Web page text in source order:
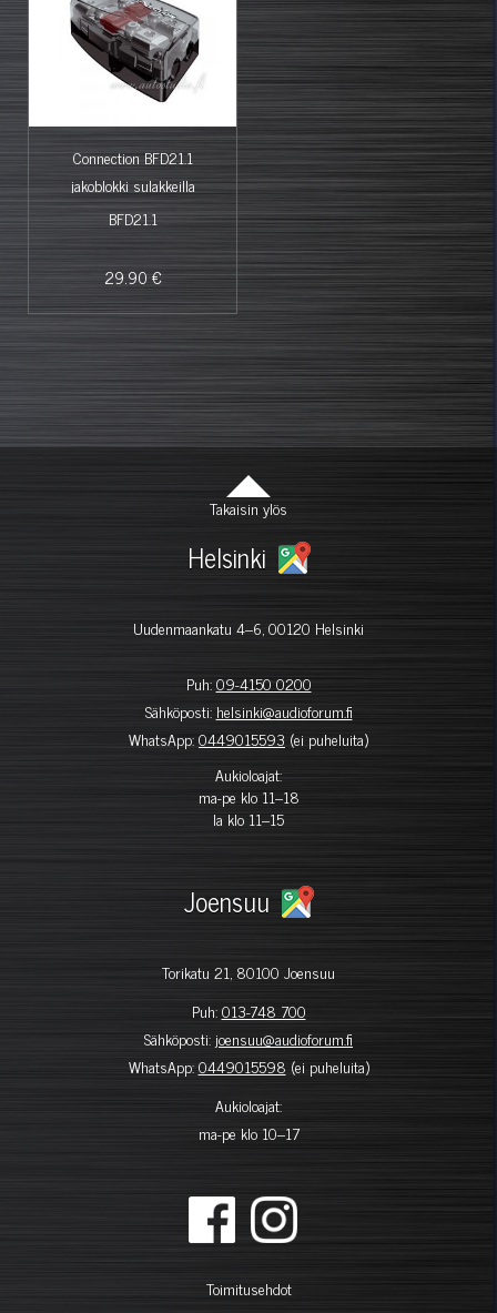
Connection BFD21.1
jakoblokki sulakkeilla
BFD21.1
29.90 €
Takaisin ylös
Helsinki
Uudenmaankatu 4–6, 00120 Helsinki
Puh:09-4150 0200
Sähköposti: helsinki@audioforum.fi
WhatsApp:0449015593 (ei puheluita)
Aukioloajat:
ma-pe klo 11–18
la klo 11–15
Joensuu
Torikatu 21, 80100 Joensuu
Puh:013-748 700
Sähköposti: joensuu@audioforum.fi
WhatsApp:0449015598 (ei puheluita)
Aukioloajat:
ma-pe klo 10–17
Toimitusehdot